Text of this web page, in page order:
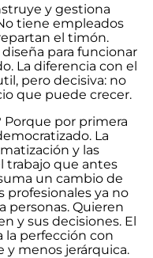
y gestiona
tiene empleados
el timón.
para funcionar
La diferencia con el
pero decisiva: no
que puede crecer.
Porque por primera
La
y las
trabajo que antes
un cambio de
ya no
personas. Quieren
y sus decisiones. El
la perfección con
y menos jerárquica.